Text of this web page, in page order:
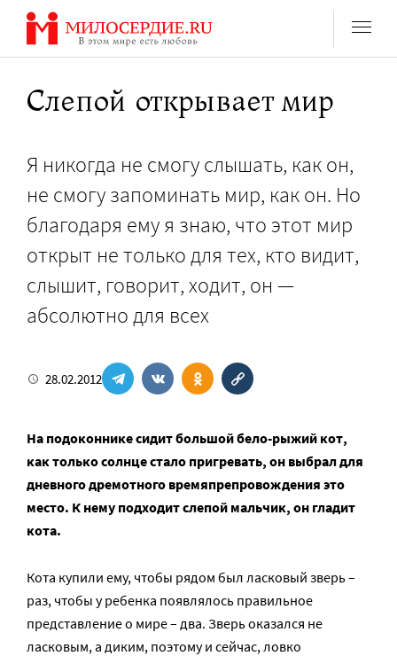
Перейти
содержанию
Слепой открывает мир
Я никогда не смогу слышать, как он,
не смогу запоминать мир, как он. Но
благодаря ему я знаю, что этот мир
открыт не только для тех, кто видит,
слышит, говорит, ходит, он —
абсолютно для всех
28.02.2012
На подоконнике сидит большой бело-рыжий кот,
как только солнце стало пригревать, он выбрал для
дневного дремотного времяпрепровождения это
место. К нему подходит слепой мальчик, он гладит
кота.
Кота купили ему, чтобы рядом был ласковый зверь –
раз, чтобы у ребенка появлялось правильное
представление о мире – два. Зверь оказался не
ласковым, а диким, поэтому и сейчас, ловко